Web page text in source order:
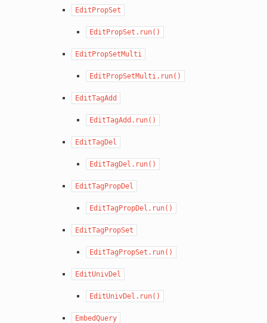
EditPropSet
EditPropSet.run()
EditPropSetMulti
EditPropSetMulti.run()
EditTagAdd
EditTagAdd.run()
EditTagDel
EditTagDel.run()
EditTagPropDel
EditTagPropDel.run()
EditTagPropSet
EditTagPropSet.run()
EditUnivDel
EditUnivDel.run()
EmbedQuery